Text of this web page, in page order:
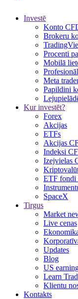
Investē
Konto
Brokeru
Procenti
Mobilā
Meta
Papildini
Kur investēt?
Forex
Akcijas
ETFs
Akcijas
Indeksi
Izejvielas
ETF fondi
SpaceX
Tirgus
Market
Live cenas
Updates
Blog
US
Learn
Klientu
Kontakts